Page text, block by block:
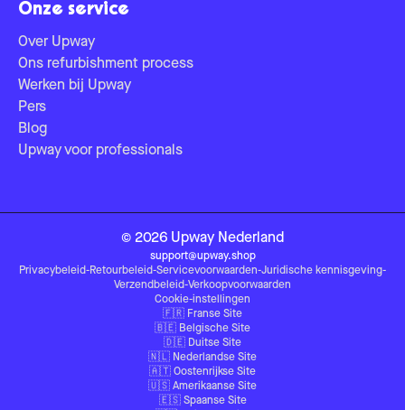
Onze service
Over Upway
Ons refurbishment process
Werken bij Upway
Pers
Blog
Upway voor professionals
© 2026 Upway Nederland
support@upway.shop
Privacybeleid-Retourbeleid-Servicevoorwaarden-Juridische kennisgeving-
Verzendbeleid-Verkoopvoorwaarden
Cookie-instellingen
🇫🇷 Franse Site
🇧🇪 Belgische Site
🇩🇪 Duitse Site
🇳🇱 Nederlandse Site
🇦🇹 Oostenrijkse Site
🇺🇸 Amerikaanse Site
🇪🇸 Spaanse Site